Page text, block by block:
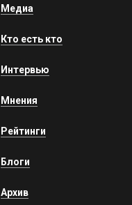
Медиа
Кто есть кто
Интервью
Мнения
Рейтинги
Блоги
Архив